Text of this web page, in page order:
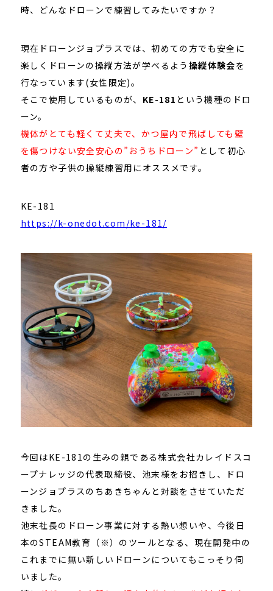
時、どんなドローンで練習してみたいですか？
現在ドローンジョプラスでは、初めての方でも安全に
楽しくドローンの操縦方法が学べるよう 操縦体験会を
行なっています(女性限定)。
そこで使用しているものが、 KE-181 という機種のドロ
ーン。
機体がとても軽くて丈夫で、かつ屋内で飛ばしても壁
を傷つけない安全安心の”おうちドローン” として初心
者の方や子供の操縦練習用にオススメです。
KE-181
https://k-onedot.com/ke-181/
今回はKE-181の生みの親である株式会社カレイドスコ
ープナレッジの代表取締役、池末様をお招きし、ドロ
ーンジョプラスのちあきちゃんと対談をさせていただ
きました。
池末社長のドローン事業に対する熱い想いや、今後日
本のSTEAM教育（※）のツールとなる、現在開発中の
これまでに無い新しいドローンについてもこっそり伺
いました。